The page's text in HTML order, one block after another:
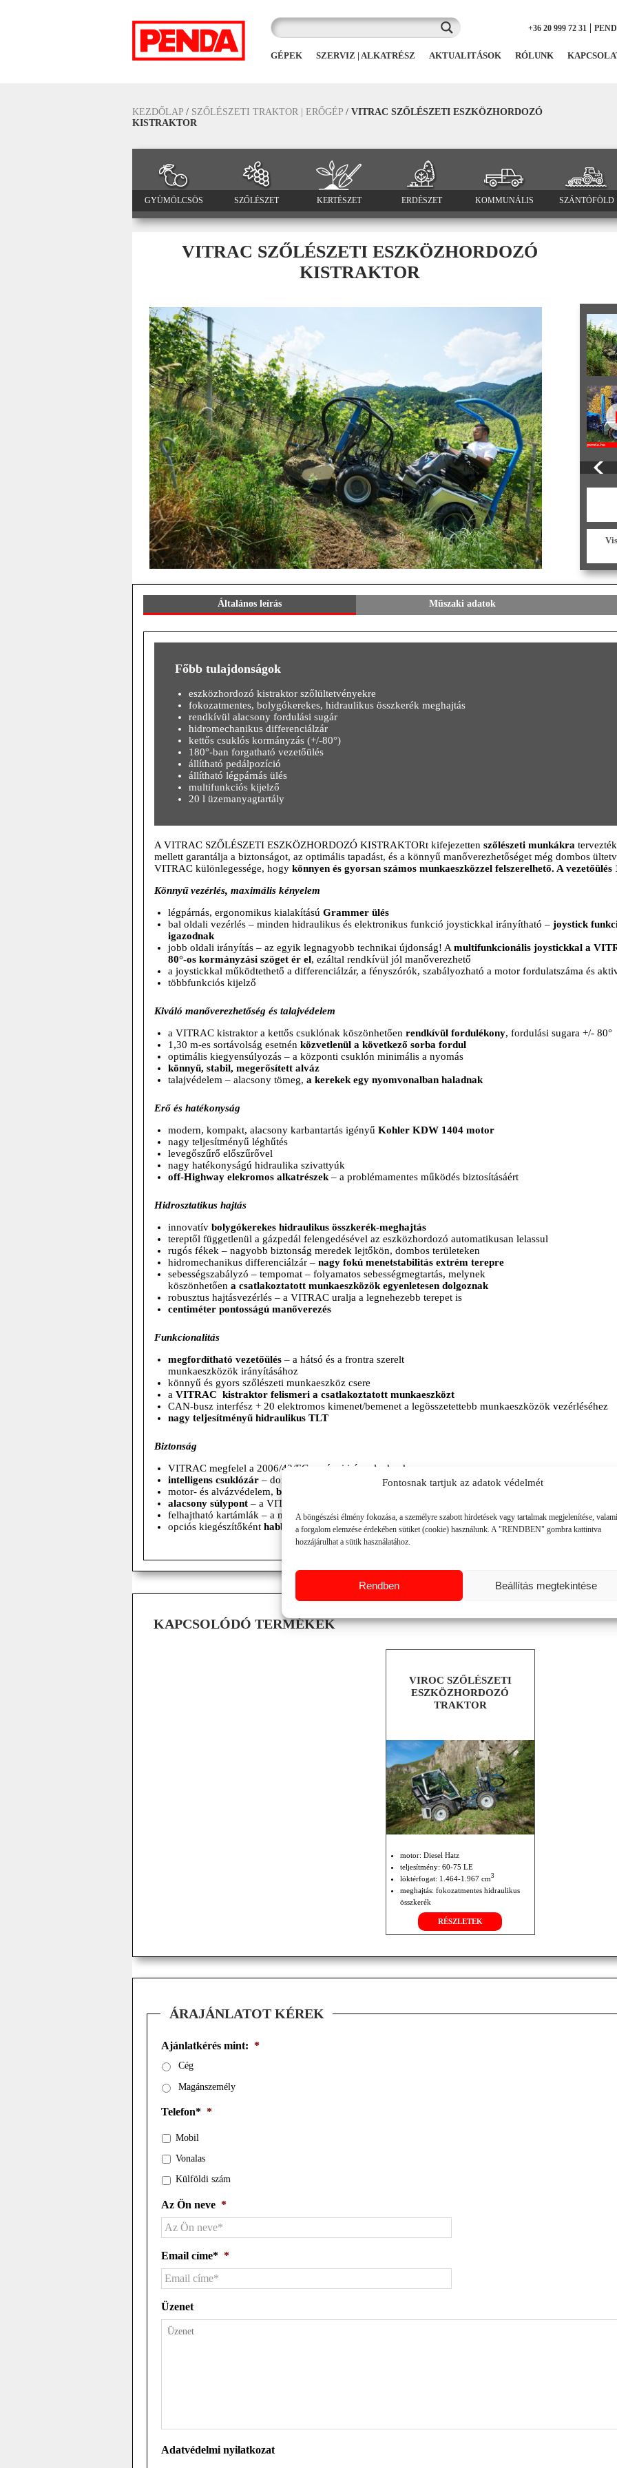
Fontosnak tartjuk az adatok védelmét
A böngészési élmény fokozása, a személyre szabott hirdetések vagy tartalmak megjelenítése,
a forgalom elemzése érdekében sütiket (cookie) használunk. A "RENDBEN" gombra kattintva
hozzájárulhat a sütik használatához.
Rendben Beállítás megtekintése
+36 20 999 72 31 |
GÉPEK SZERVIZ | ALKATRÉSZ AKTUALITÁSOK RÓLUNK
KEZDŐLAP / SZŐLÉSZETI TRAKTOR | ERŐGÉP / VITRAC SZŐLÉSZETI ESZKÖZHORDOZÓ
KISTRAKTOR
GYÜMÖLCSÖS SZŐLÉSZET KERTÉSZET ERDÉSZET KOMMUNÁLIS SZÁNTÓFÖLD
VITRAC SZŐLÉSZETI ESZKÖZHORDOZÓ
KISTRAKTOR
Általános leírás Műszaki adatok
Főbb tulajdonságok
eszközhordozó kistraktor szőlültetvényekre
fokozatmentes, bolygókerekes, hidraulikus összkerék meghajtás
rendkívül alacsony fordulási sugár
hidromechanikus differenciálzár
kettős csuklós kormányzás (+/-80°)
180°-ban forgatható vezetőülés
állítható pedálpozíció
állítható légpárnás ülés
multifunkciós kijelző
20 l üzemanyagtartály
A VITRAC SZŐLÉSZETI ESZKÖZHORDOZÓ KISTRAKTORt kifejezetten szőlészeti munkákra
mellett garantálja a biztonságot, az optimális tapadást, és a könnyű manőverezhetőséget még dombos
VITRAC különlegessége, hogy könnyen és gyorsan számos munkaeszközzel felszerelhető. A
Könnyű vezérlés, maximális kényelem
légpárnás, ergonomikus kialakítású Grammer ülés
bal oldali vezérlés – minden hidraulikus és elektronikus funkció joystickkal irányítható – joystick
igazodnak
jobb oldali irányítás – az egyik legnagyobb technikai újdonság! A multifunkcionális joystickkal a
80°-os kormányzási szöget ér el, ezáltal rendkívül jól manőverezhető
a joystickkal működtethető a differenciálzár, a fényszórók, szabályozható a motor fordulatszáma és
többfunkciós kijelző
Kiváló manőverezhetőség és talajvédelem
a VITRAC kistraktor a kettős csuklónak köszönhetően rendkívül fordulékony, fordulási sugara +/- 80°
1,30 m-es sortávolság esetnén közvetlenül a következő sorba fordul
optimális kiegyensúlyozás – a központi csuklón minimális a nyomás
könnyű, stabil, megerősített alváz
talajvédelem – alacsony tömeg, a kerekek egy nyomvonalban haladnak
Erő és hatékonyság
modern, kompakt, alacsony karbantartás igényű Kohler KDW 1404 motor
nagy teljesítményű léghűtés
levegőszűrő előszűrővel
nagy hatékonyságú hidraulika szivattyúk
off-Highway elekromos alkatrészek – a problémamentes működés biztosításáért
Hidrosztatikus hajtás
innovatív bolygókerekes hidraulikus összkerék-meghajtás
tereptől függetlenül a gázpedál felengedésével az eszközhordozó automatikusan lelassul
rugós fékek – nagyobb biztonság meredek lejtőkön, dombos területeken
hidromechanikus differenciálzár – nagy fokú menetstabilitás extrém terepre
sebességszabályzó – tempomat – folyamatos sebességmegtartás, melynek
köszönhetően a csatlakoztatott munkaeszközök egyenletesen dolgoznak
robusztus hajtásvezérlés – a VITRAC uralja a legnehezebb terepet is
centiméter pontosságú manőverezés
Funkcionalitás
megfordítható vezetőülés – a hátsó és a frontra szerelt
munkaeszközök irányításához
könnyű és gyors szőlészeti munkaeszköz csere
a VITRAC kistraktor felismeri a csatlakoztatott munkaeszközt
CAN-busz interfész + 20 elektromos kimenet/bemenet a legösszetettebb munkaeszközök vezérléséhez
nagy teljesítményű hidraulikus TLT
Biztonság
VITRAC megfelel a 2006/42/EG európai irányelveknek
intelligens csuklózár – dombos, lejtős területen is biztonságos
motor- és alvázvédelem, bukókeret
alacsony súlypont – a VITRAC stabil meredek lejtőkön is
felhajtható kartámlák – a munkagépet 3 oldalról lehet elhagyni
opciós kiegészítőként habbal töltött gumiabronccsal isrendelhető
KAPCSOLÓDÓ TERMÉKEK
VIROC SZŐLÉSZETI
ESZKÖZHORDOZÓ
TRAKTOR
motor: Diesel Hatz
teljesítmény: 60-75 LE
löktérfogat: 1.464-1.967 cm3
meghajtás: fokozatmentes hidraulikus
összkerék
RÉSZLETEK
ÁRAJÁNLATOT KÉREK
Ajánlatkérés mint: *
Cég
Magánszemély
Telefon* *
Mobil
Vonalas
Külföldi szám
Az Ön neve *
Email címe* *
Üzenet
Adatvédelmi nyilatkozat